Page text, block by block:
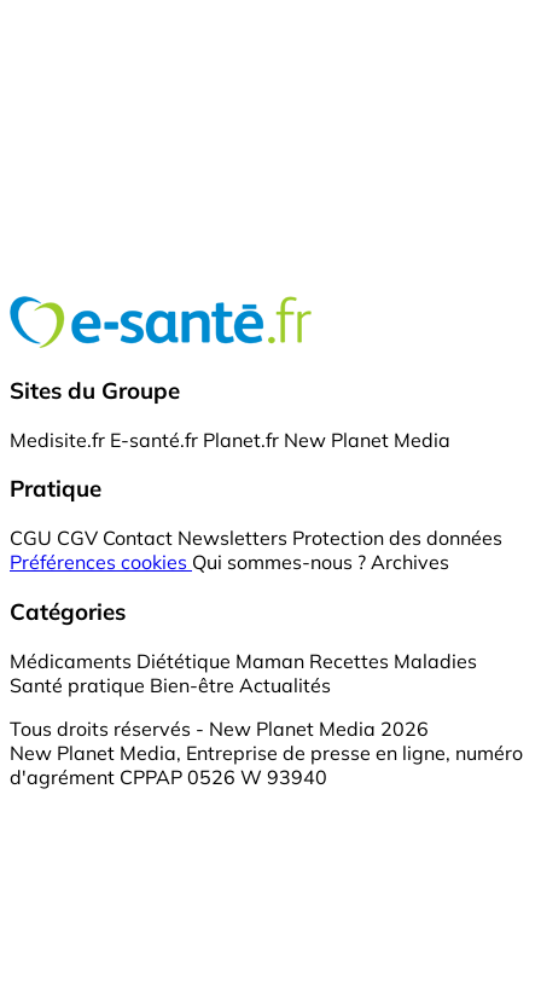
Sites du Groupe
Medisite.fr E-santé.fr Planet.fr New Planet Media
Pratique
CGU CGV Contact Newsletters Protection des données
Préférences cookies Qui sommes-nous ? Archives
Catégories
Médicaments Diététique Maman Recettes Maladies
Santé pratique Bien-être Actualités
Tous droits réservés - New Planet Media 2026
New Planet Media, Entreprise de presse en ligne, numéro
d'agrément CPPAP 0526 W 93940